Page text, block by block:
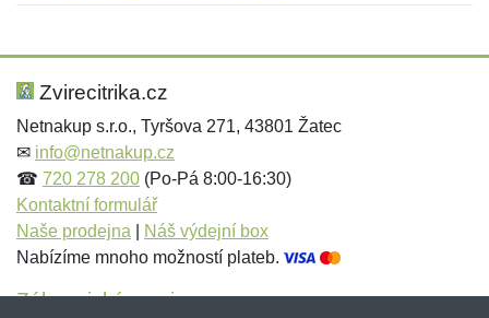
Hodnocení:
Jméno: *
Jméno:
E-mail:*
Zvirecitrika.cz
Netnakup s.r.o., Tyršova 271, 43801 Žatec
✉ info@netnakup.cz
☎ 720 278 200 (Po-Pá 8:00-16:30)
Kontaktní formulář
Naše prodejna
Náš výdejní box
Nabízíme mnoho možností plateb.
Zákaznický servis